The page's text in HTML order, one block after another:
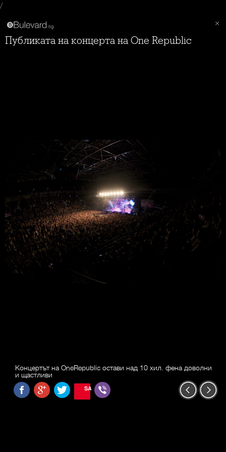
/
Публиката на концерта на One Republic
Концертът на OneRepublic остави над 10 хил. фена доволни
и щастливи
SAVE